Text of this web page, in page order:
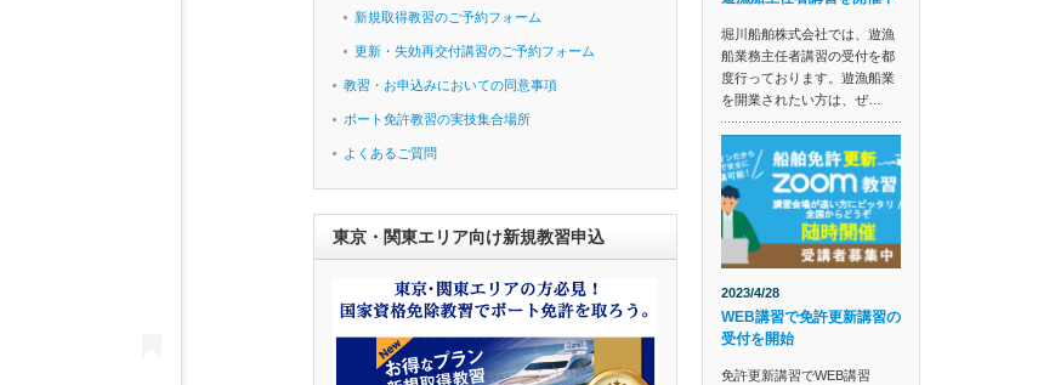
新規取得教習のご予約フォーム
更新・失効再交付講習のご予約フォーム
教習・お申込みにおいての同意事項
ボート免許教習の実技集合場所
よくあるご質問
東京・関東エリア向け新規教習申込
堀川船舶株式会社では、遊漁
船業務主任者講習の受付を都
度行っております。遊漁船業
を開業されたい方は、ぜ…
2023/4/28
WEB講習で免許更新講習の
受付を開始
免許更新講習でWEB講習